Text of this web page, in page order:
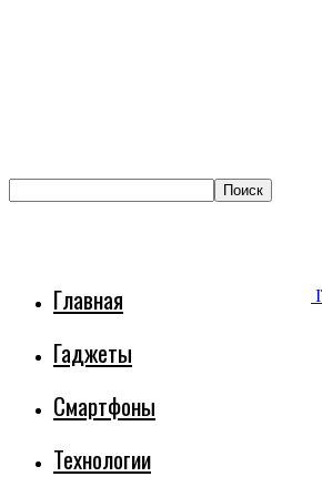
Главная
Гаджеты
Смартфоны
Технологии